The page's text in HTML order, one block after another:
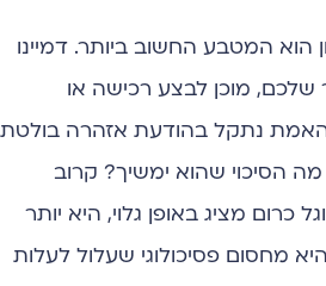
הוא המטבע החשוב ביותר. דמיינו
שלכם, מוכן לבצע רכישה או
האמת נתקל בהודעת אזהרה בולטת
הסיכוי שהוא ימשיך? קרוב
כרום מציג באופן גלוי, היא יותר
מחסום פסיכולוגי שעלול לעלות